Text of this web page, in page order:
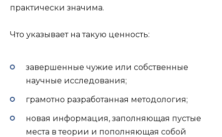
практически значима.
Что указывает на такую ценность:
завершенные чужие или собственные
научные исследования;
грамотно разработанная методология;
новая информация, заполняющая пустые
места в теории и пополняющая собой